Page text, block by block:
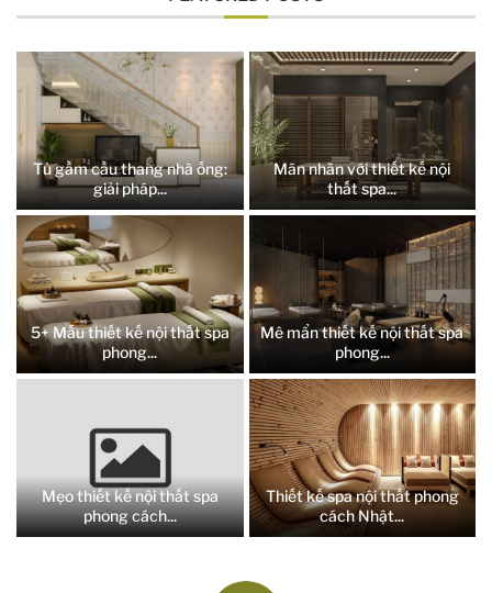
Tủ gầm cầu thang nhà ống:
giải pháp...
Mãn nhãn với thiết kế nội
thất spa...
5+ Mẫu thiết kế nội thất spa
phong...
Mê mẩn thiết kế nội thất spa
phong...
Mẹo thiết kế nội thất spa
phong cách...
Thiết kế spa nội thất phong
cách Nhật...